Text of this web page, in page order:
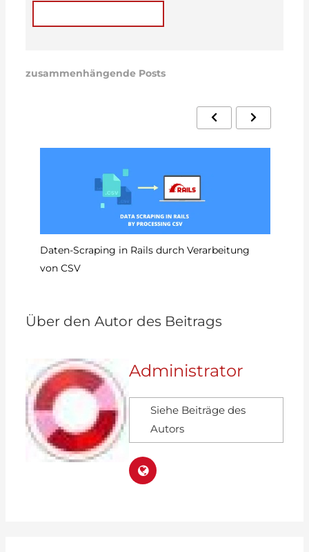
zusammenhängende Posts
Daten-Scraping in Rails durch Verarbeitung
von CSV
Über den Autor des Beitrags
Administrator
Siehe Beiträge des
Autors